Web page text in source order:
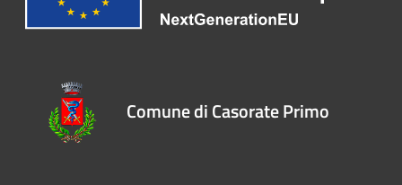
Comune di Casorate Primo